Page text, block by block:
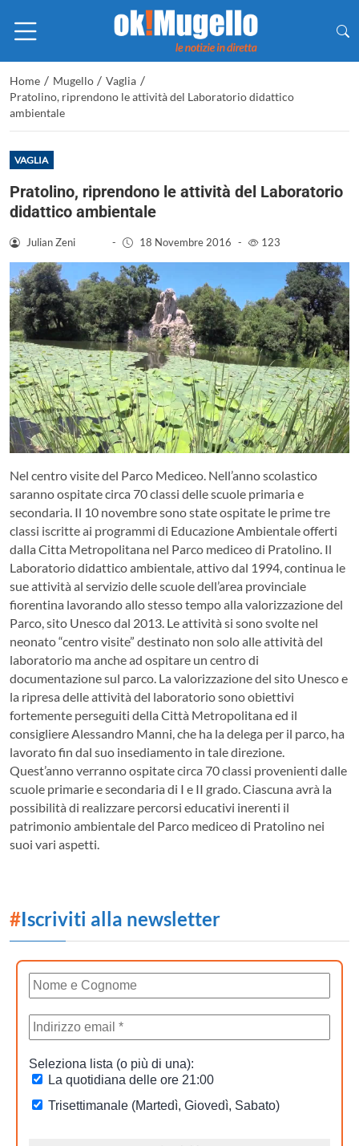
Home / Mugello / Vaglia /
Pratolino, riprendono le attività del Laboratorio didattico
ambientale
VAGLIA
Pratolino, riprendono le attività del Laboratorio
didattico ambientale
Julian Zeni - 18 Novembre 2016 - 123
Nel centro visite del Parco Mediceo. Nell’anno scolastico
saranno ospitate circa 70 classi delle scuole primaria e
secondaria. Il 10 novembre sono state ospitate le prime tre
classi iscritte ai programmi di Educazione Ambientale offerti
dalla Citta Metropolitana nel Parco mediceo di Pratolino. Il
Laboratorio didattico ambientale, attivo dal 1994, continua le
sue attività al servizio delle scuole dell’area provinciale
fiorentina lavorando allo stesso tempo alla valorizzazione del
Parco, sito Unesco dal 2013. Le attività si sono svolte nel
neonato “centro visite” destinato non solo alle attività del
laboratorio ma anche ad ospitare un centro di
documentazione sul parco. La valorizzazione del sito Unesco e
la ripresa delle attività del laboratorio sono obiettivi
fortemente perseguiti della Città Metropolitana ed il
consigliere Alessandro Manni, che ha la delega per il parco, ha
lavorato fin dal suo insediamento in tale direzione.
Quest’anno verranno ospitate circa 70 classi provenienti dalle
scuole primarie e secondaria di I e II grado. Ciascuna avrà la
possibilità di realizzare percorsi educativi inerenti il
patrimonio ambientale del Parco mediceo di Pratolino nei
suoi vari aspetti.
#Iscriviti alla newsletter